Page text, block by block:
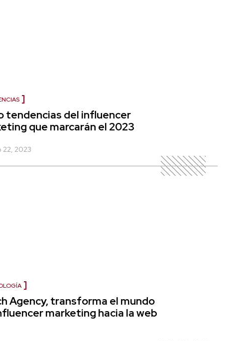
tendencias del influencer
que marcarán el 2023
2023
Agency, transforma el mundo
marketing hacia la web